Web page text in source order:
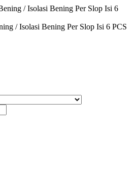
/ Isolasi Bening Per Slop Isi 6 PCS